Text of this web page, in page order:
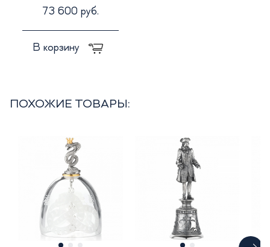
73 600 руб.
В корзину
ПОХОЖИЕ ТОВАРЫ: